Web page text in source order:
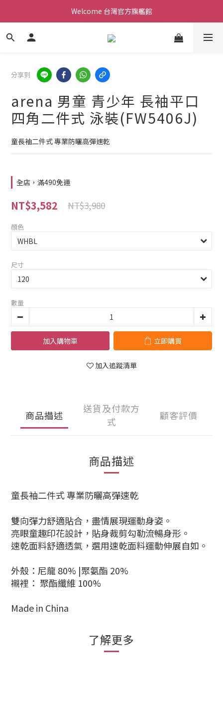
Welcome 台灣官方旗艦館
Welcome 台灣官方旗艦館
新會員加入現領折價200元。立即抵用。
分享到
arena 男童 青少年 長袖平口
四角二件式 泳裝(FW5406J)
童長袖二件式 專業防曬高彈速乾
全店，滿490免運
NT$3,582 NT$3,980
顏色
尺寸
數量
加入購物車 立即購買
加入追蹤清單
商品描述
送貨及付款方
式
顧客評價
商品描述
童長袖二件式 專業防曬高彈速乾
雙向彈力舒適貼合，盡情展現運動身姿。
亮眼童趣印花設計，貼身裁剪勾勒流暢身形。
速乾面料舒適透氣，選用速乾面料運動伸展自如。
外殼：尼龍 80% |聚氨酯 20%
襯裡： 聚酯纖維 100%
Made in China
了解更多